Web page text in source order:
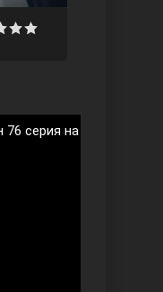
серия на русском